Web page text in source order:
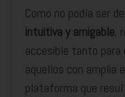
Como no podía ser
intuitiva y amigable,
accesible tanto para
aquellos con amplia
plataforma que